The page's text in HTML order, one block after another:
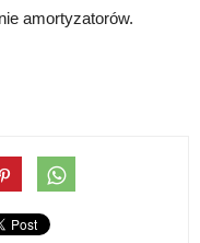
amortyzatorów.